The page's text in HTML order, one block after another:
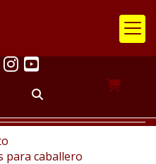
para caballero